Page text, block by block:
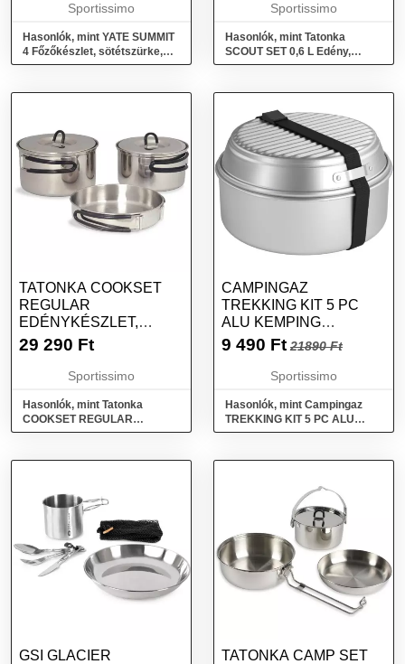
Sportissimo
Hasonlók, mint YATE SUMMIT
4 Főzőkészlet, sötétszürke,
méret
Sportissimo
Hasonlók, mint Tatonka
SCOUT SET 0,6 L Edény,
ezüst, méret
TATONKA COOKSET
REGULAR
EDÉNYKÉSZLET,
EZÜST, MÉRET
29 290 Ft
Sportissimo
Hasonlók, mint Tatonka
COOKSET REGULAR
Edénykészlet, ezüst, méret
CAMPINGAZ
TREKKING KIT 5 PC
ALU KEMPING
EDÉNYKÉSZLET,
9 490 Ft 21890 Ft
Sportissimo
Hasonlók, mint Campingaz
TREKKING KIT 5 PC ALU
Kemping edénykészlet, ezüst,
GSI GLACIER
TATONKA CAMP SET